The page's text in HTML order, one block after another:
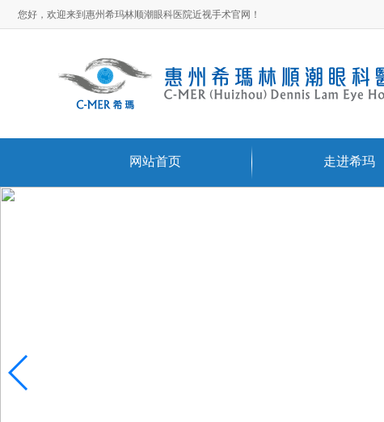
您好，欢迎来到惠州希玛林顺潮眼科医院近视手术官网！
网站首页 走进希玛